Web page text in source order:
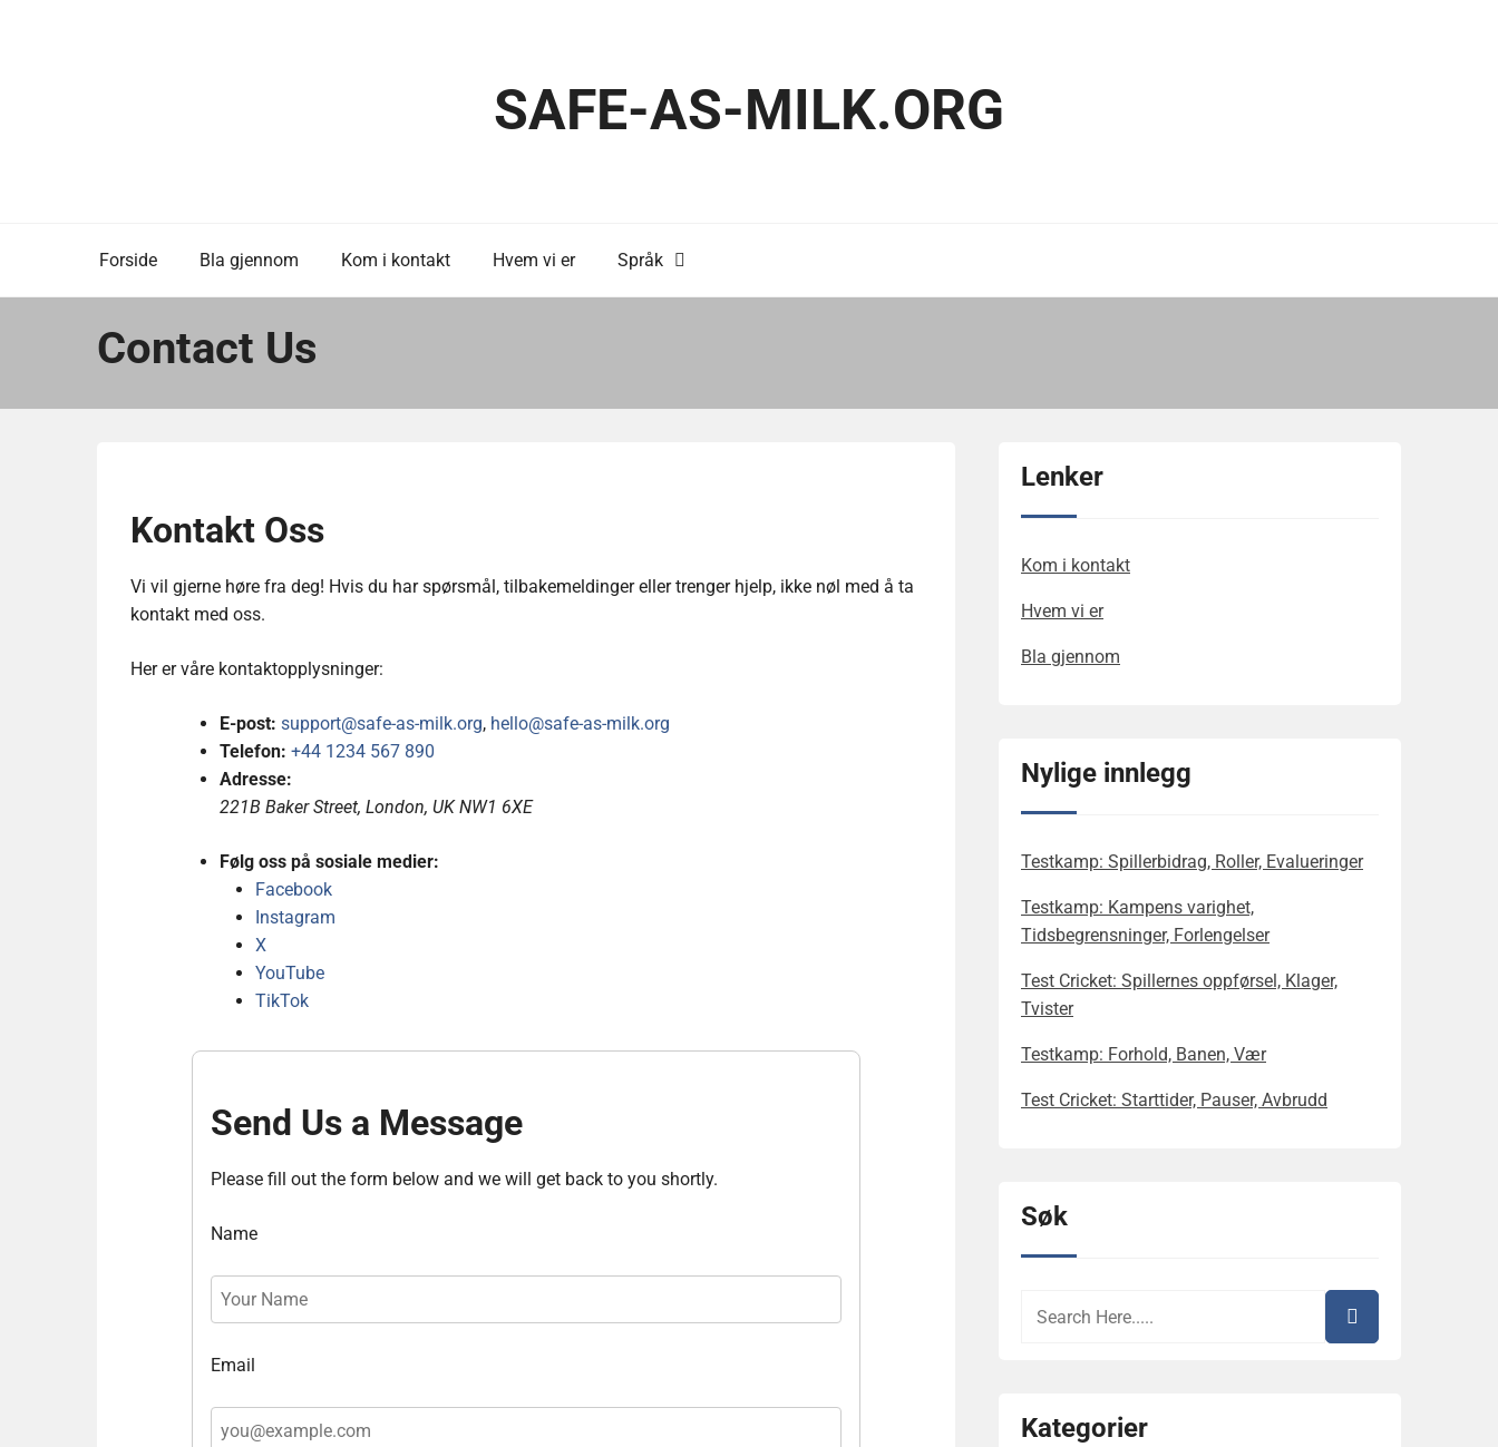
SAFE-AS-MILK.ORG
Forside Bla gjennom Kom i kontakt Hvem vi er Språk
Contact Us
Kontakt Oss
Vi vil gjerne høre fra deg! Hvis du har spørsmål, tilbakemeldinger eller trenger hjelp, ikke nøl med å ta
kontakt med oss.
Her er våre kontaktopplysninger:
E-post: support@safe-as-milk.org, hello@safe-as-milk.org
Telefon: +44 1234 567 890
Adresse:
221B Baker Street, London, UK NW1 6XE
Følg oss på sosiale medier:
Facebook
Instagram
X
YouTube
TikTok
Send Us a Message
Please fill out the form below and we will get back to you shortly.
Name
Email
Lenker
Kom i kontakt
Hvem vi er
Bla gjennom
Nylige innlegg
Testkamp: Spillerbidrag, Roller, Evalueringer
Testkamp: Kampens varighet,
Tidsbegrensninger, Forlengelser
Test Cricket: Spillernes oppførsel, Klager,
Tvister
Testkamp: Forhold, Banen, Vær
Test Cricket: Starttider, Pauser, Avbrudd
Søk
Kategorier